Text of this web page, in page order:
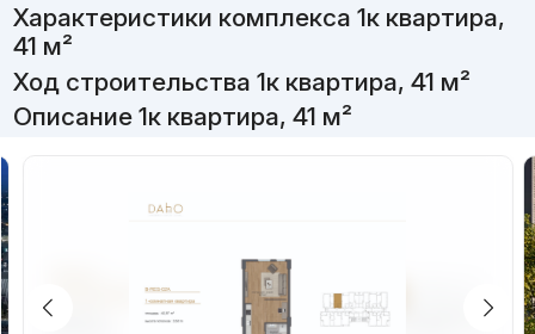
Характеристики комплекса 1к квартира,
41 м²
Ход строительства 1к квартира, 41 м²
Описание 1к квартира, 41 м²